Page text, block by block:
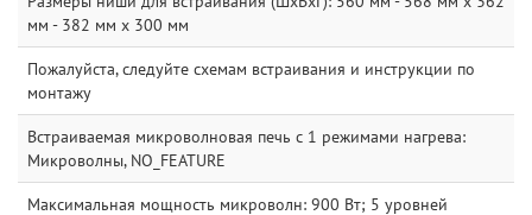
мм - 382 мм x 300 мм
Пожалуйста, следуйте схемам встраивания и инструкции по
монтажу
Встраиваемая микроволновая печь с 1 режимами нагрева:
Микроволны, NO_FEATURE
Максимальная мощность микроволн: 900 Вт; 5 уровней